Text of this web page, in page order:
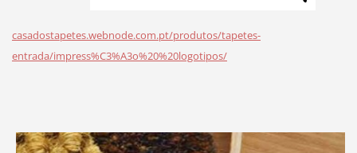
casadostapetes.webnode.com.pt/produtos/tapetes-
entrada/impress%C3%A3o%20%20logotipos/